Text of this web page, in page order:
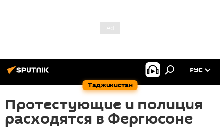
Таджикистан
РУС
Протестующие и полиция
расходятся в Фергюсоне